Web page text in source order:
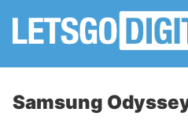
Samsung